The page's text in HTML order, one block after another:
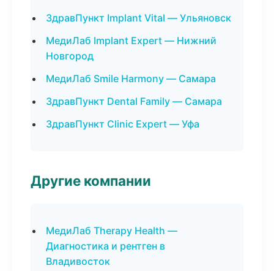
ЗдравПункт Implant Vital — Ульяновск
МедиЛаб Implant Expert — Нижний
Новгород
МедиЛаб Smile Harmony — Самара
ЗдравПункт Dental Family — Самара
ЗдравПункт Clinic Expert — Уфа
Другие компании
МедиЛаб Therapy Health —
Диагностика и рентген в
Владивосток